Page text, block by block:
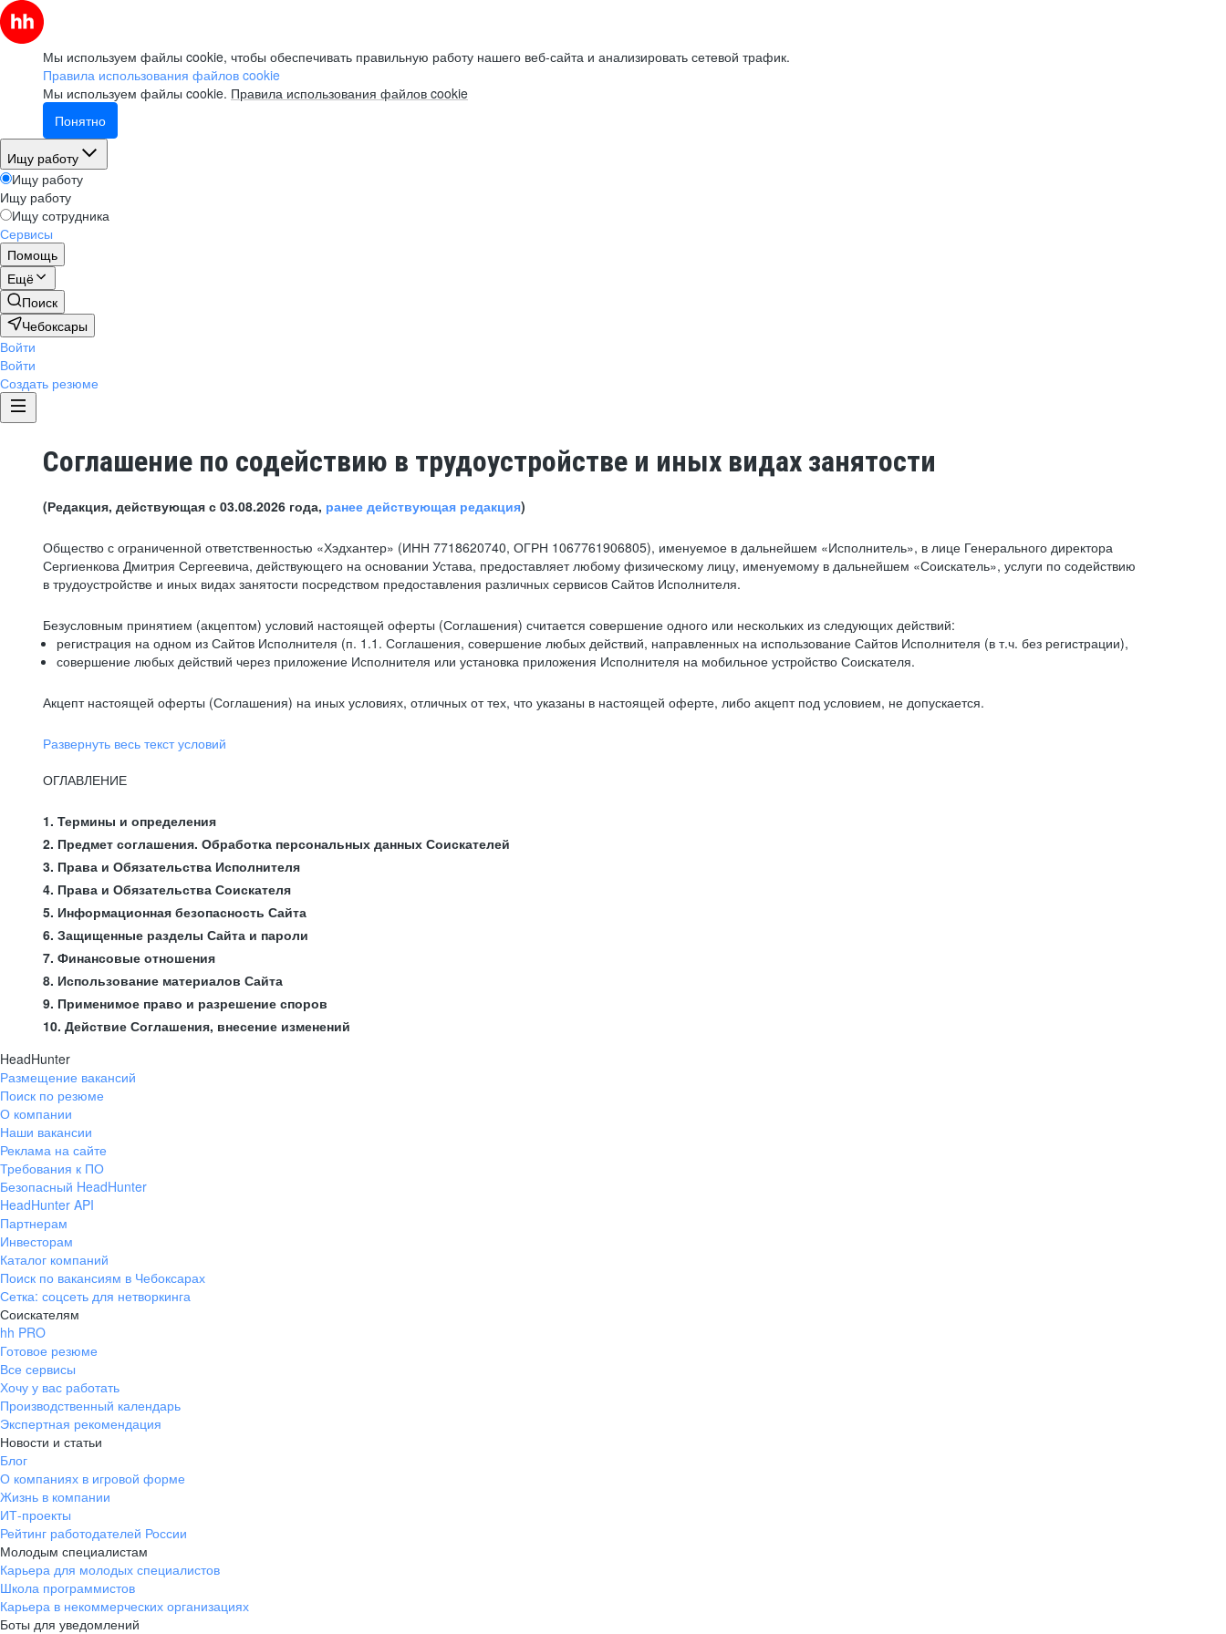
Мы используем файлы cookie, чтобы обеспечивать правильную работу нашего веб-сайта и анализировать сетевой трафик.
Правила использования файлов cookie
Мы используем файлы cookie. Правила использования файлов cookie
Понятно
Ищу работу
Ищу работу
Ищу работу
Ищу сотрудника
Сервисы
Помощь
Ещё
Поиск
Чебоксары
Войти
Войти
Создать резюме
Соглашение по содействию в трудоустройстве и иных видах занятости
(Редакция, действующая с 03.08.2026 года, ранее действующая редакция)
Общество с ограниченной ответственностью «Хэдхантер» (ИНН 7718620740, ОГРН 1067761906805), именуемое в дальнейшем «Исполнитель», в лице Генерального директора
Сергиенкова Дмитрия Сергеевича, действующего на основании Устава, предоставляет любому физическому лицу, именуемому в дальнейшем «Соискатель», услуги по содействию
в трудоустройстве и иных видах занятости посредством предоставления различных сервисов Сайтов Исполнителя.
Безусловным принятием (акцептом) условий настоящей оферты (Соглашения) считается совершение одного или нескольких из следующих действий:
регистрация на одном из Сайтов Исполнителя (п. 1.1. Соглашения, совершение любых действий, направленных на использование Сайтов Исполнителя (в т.ч. без регистрации),
совершение любых действий через приложение Исполнителя или установка приложения Исполнителя на мобильное устройство Соискателя.
Акцепт настоящей оферты (Соглашения) на иных условиях, отличных от тех, что указаны в настоящей оферте, либо акцепт под условием, не допускается.
Развернуть весь текст условий
ОГЛАВЛЕНИЕ
1. Термины и определения
2. Предмет соглашения. Обработка персональных данных Соискателей
3. Права и Обязательства Исполнителя
4. Права и Обязательства Соискателя
5. Информационная безопасность Сайта
6. Защищенные разделы Сайта и пароли
7. Финансовые отношения
8. Использование материалов Сайта
9. Применимое право и разрешение споров
10. Действие Соглашения, внесение изменений
HeadHunter
Размещение вакансий
Поиск по резюме
О компании
Наши вакансии
Реклама на сайте
Требования к ПО
Безопасный HeadHunter
HeadHunter API
Партнерам
Инвесторам
Каталог компаний
Поиск по вакансиям в Чебоксарах
Сетка: соцсеть для нетворкинга
Соискателям
hh PRO
Готовое резюме
Все сервисы
Хочу у вас работать
Производственный календарь
Экспертная рекомендация
Новости и статьи
Блог
О компаниях в игровой форме
Жизнь в компании
ИТ-проекты
Рейтинг работодателей России
Молодым специалистам
Карьера для молодых специалистов
Школа программистов
Карьера в некоммерческих организациях
Боты для уведомлений